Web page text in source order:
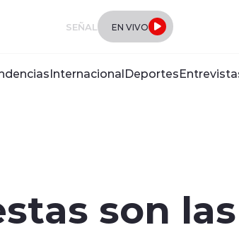
SEÑAL EN VIVO
InternacionalDeportes
son